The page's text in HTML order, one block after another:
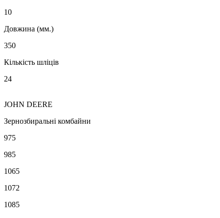
10
Довжина (мм.)
350
Кількість шліців
24
JOHN DEERE
Зернозбиральні комбайни
975
985
1065
1072
1085